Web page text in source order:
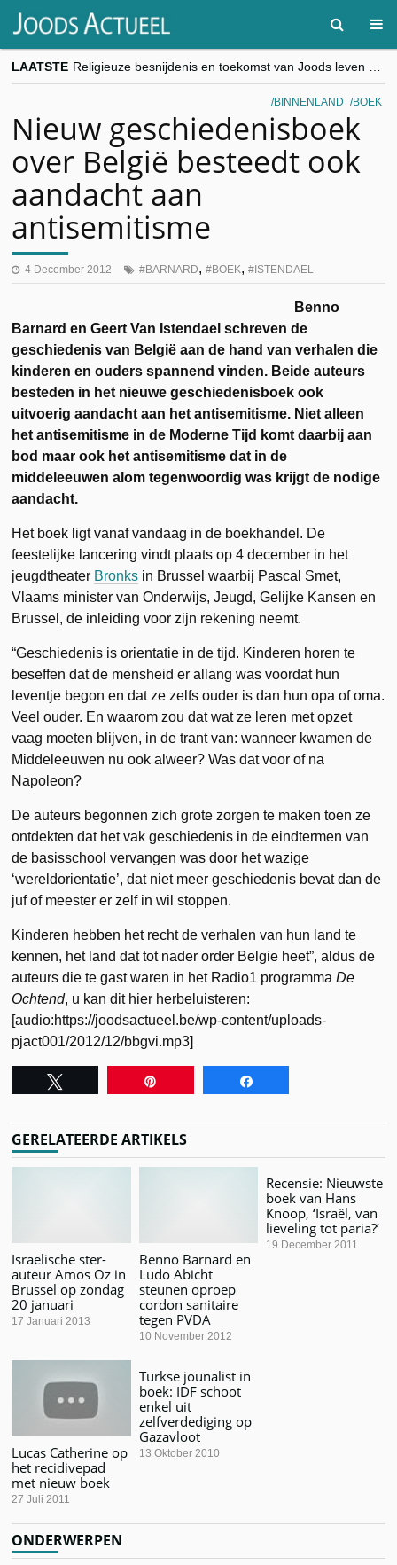
LAATSTE
“Besnijdenisdebat toont hoe moeilijk seculiere Westen minderheden begrijpt”, Jinnih Beels (Vooruit)
CITYTRIP | ROEMENIË – Boekarest: de verrassing van Oost-Europa
BINNENLAND BOEK
Nieuw geschiedenisboek
over België besteedt ook
aandacht aan
antisemitisme
4 December 2012 BARNARD, BOEK, ISTENDAEL
Benno
Barnard en Geert Van Istendael schreven de
geschiedenis van België aan de hand van verhalen die
kinderen en ouders spannend vinden. Beide auteurs
besteden in het nieuwe geschiedenisboek ook
uitvoerig aandacht aan het antisemitisme. Niet alleen
het antisemitisme in de Moderne Tijd komt daarbij aan
bod maar ook het antisemitisme dat in de
middeleeuwen alom tegenwoordig was krijgt de nodige
aandacht.
Het boek ligt vanaf vandaag in de boekhandel. De
feestelijke lancering vindt plaats op 4 december in het
jeugdtheater Bronks in Brussel waarbij Pascal Smet,
Vlaams minister van Onderwijs, Jeugd, Gelijke Kansen en
Brussel, de inleiding voor zijn rekening neemt.
“Geschiedenis is orientatie in de tijd. Kinderen horen te
beseffen dat de mensheid er allang was voordat hun
leventje begon en dat ze zelfs ouder is dan hun opa of oma.
Veel ouder. En waarom zou dat wat ze leren met opzet
vaag moeten blijven, in de trant van: wanneer kwamen de
Middeleeuwen nu ook alweer? Was dat voor of na
Napoleon?
De auteurs begonnen zich grote zorgen te maken toen ze
ontdekten dat het vak geschiedenis in de eindtermen van
de basisschool vervangen was door het wazige
‘wereldorientatie’, dat niet meer geschiedenis bevat dan de
juf of meester er zelf in wil stoppen.
Kinderen hebben het recht de verhalen van hun land te
kennen, het land dat tot nader order Belgie heet”, aldus de
auteurs die te gast waren in het Radio1 programma De
Ochtend, u kan dit hier herbeluisteren:
[audio:https://joodsactueel.be/wp-content/uploads-
pjact001/2012/12/bbgvi.mp3]
GERELATEERDE ARTIKELS
Israëlische ster-
auteur Amos Oz in
Brussel op zondag
20 januari
17 Januari 2013
Benno Barnard en
Ludo Abicht
steunen oproep
cordon sanitaire
tegen PVDA
10 November 2012
Recensie: Nieuwste
boek van Hans
Knoop, ‘Israël, van
lieveling tot paria?’
19 December 2011
Lucas Catherine op
het recidivepad
met nieuw boek
27 Juli 2011
Turkse jounalist in
boek: IDF schoot
enkel uit
zelfverdediging op
Gazavloot
13 Oktober 2010
ONDERWERPEN